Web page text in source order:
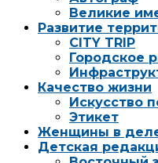
Великие
Развитие
CITY TRIP
Городское
Качество жизни
Искусство
Этикет
Женщины в
Детская